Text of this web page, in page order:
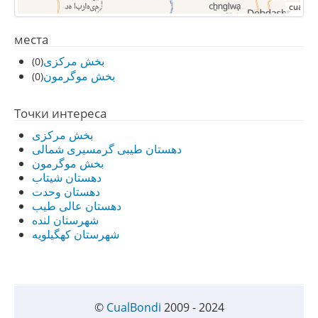
места
بخش مرکزی(0)
بخش موگرمون(0)
Точки интереса
بخش مرکزی
دهستان طیبی گرمسیری شمالی
بخش موگرمون
دهستان شیتاب
دهستان وحدت
دهستان عالی طیب
شهرستان لنده
شهرستان کهگیلویه
© CualBondi 2009 - 2024